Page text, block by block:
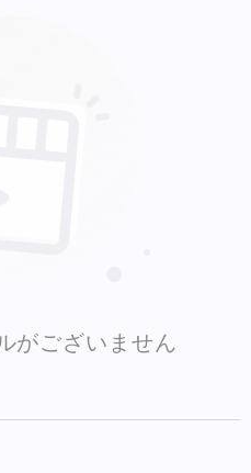
がございません